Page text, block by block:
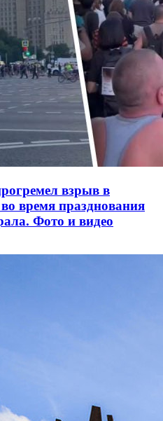
взрыв в
время празднования
Фото и видео